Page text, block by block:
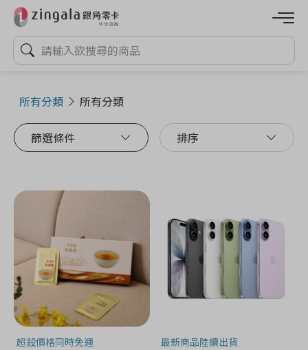
所有分類 所有分類
篩選條件 排序
超殺價格同時免運 最新商品陸續出貨